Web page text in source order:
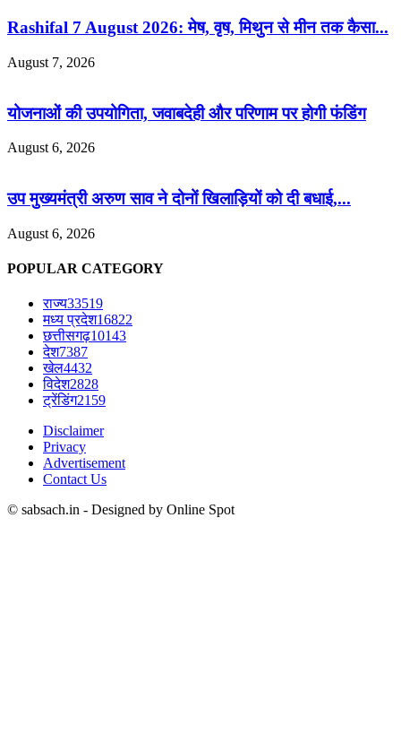
Rashifal 7 August 2026: मेष, वृष, मिथुन से मीन तक कैसा...
August 7, 2026
योजनाओं की उपयोगिता, जवाबदेही और परिणाम पर होगी फंडिंग
August 6, 2026
उप मुख्यमंत्री अरुण साव ने दोनों खिलाड़ियों को दी बधाई,...
August 6, 2026
POPULAR CATEGORY
राज्य33519
मध्य प्रदेश16822
छत्तीसगढ़10143
देश7387
खेल4432
विदेश2828
ट्रेंडिंग2159
Disclaimer
Privacy
Advertisement
Contact Us
© sabsach.in - Designed by Online Spot